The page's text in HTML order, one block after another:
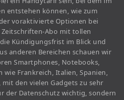
entstehen können, wie zum
voraktivierte Optionen bei
Zeitschriften-Abo mit tollen
Kündigungsfrist im Blick und
anderen Bereichen schauen wir
Smartphones, Notebooks,
wie Frankreich, Italien, Spanien,
den vielen Gadgets zu sehr
der Datenschutz wichtig, sondern